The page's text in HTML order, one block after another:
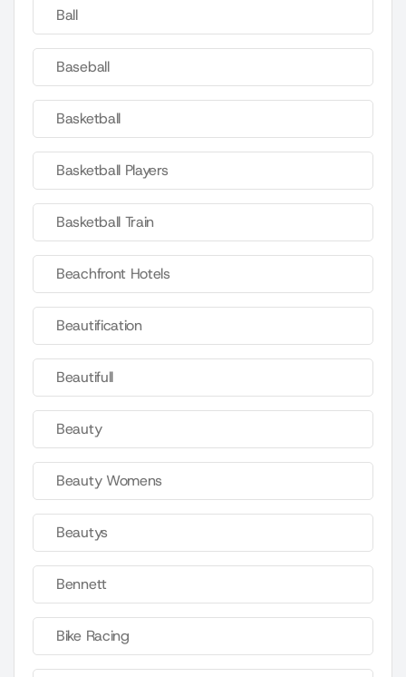
Ball
Baseball
Basketball
Basketball Players
Basketball Train
Beachfront Hotels
Beautification
Beautifull
Beauty
Beauty Womens
Beautys
Bennett
Bike Racing